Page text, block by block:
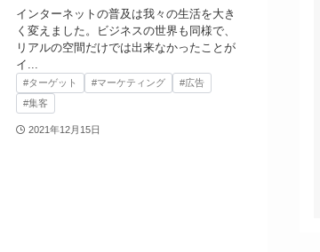
インターネットの普及は我々の生活を大き
く変えました。ビジネスの世界も同様で、
リアルの空間だけでは出来なかったことが
イ...
#ターゲット #マーケティング
#広告
#集客
2021年12月15日